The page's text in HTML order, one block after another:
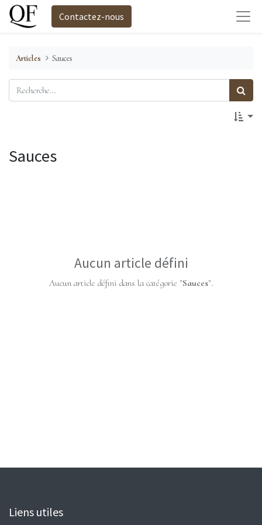
Contactez-nous
Articles Sauces
Sauces
Aucun article défini
Aucun article défini dans la catégorie "Sauces".
Liens utiles